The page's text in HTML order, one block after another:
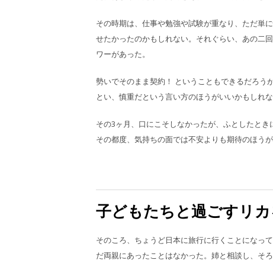
その時期は、仕事や勉強や試験が重なり、ただ単
せたかったのかもしれない。それぐらい、あの二
ワーがあった。
勢いでそのまま契約！ ということもできるだろう
とい、慎重だという言い方のほうがいいかもしれな
その3ヶ月、口にこそしなかったが、ふとしたと
その都度、気持ちの面では不安よりも期待のほう
子どもたちと過ごすリ
そのころ、ちょうど日本に旅行に行くことになっ
だ両親にあったことはなかった。姉と相談し、そ